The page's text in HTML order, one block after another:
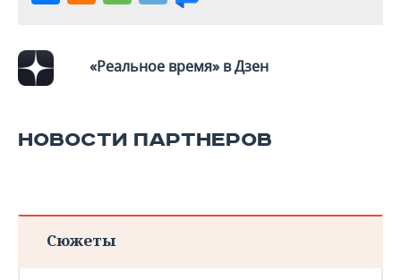
«Реальное время» в Дзен
НОВОСТИ ПАРТНЕРОВ
Сюжеты